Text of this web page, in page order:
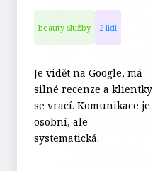
beauty služby 2 lidi
Je vidět na Google, má
silné recenze a klientky
se vrací. Komunikace je
osobní, ale
systematická.